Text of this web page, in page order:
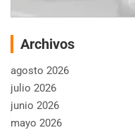
Archivos
agosto 2026
julio 2026
junio 2026
mayo 2026